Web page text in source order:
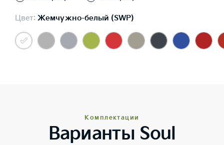
Цвет: Жемчужно-белый (SWP)
Комплектации
Варианты Soul